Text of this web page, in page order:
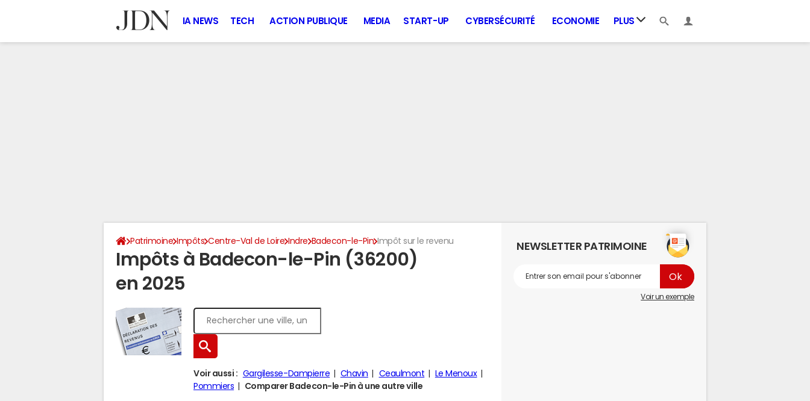
IA NEWS TECH ACTION PUBLIQUE MEDIA START-UP CYBERSÉCURITÉ ECONOMIE PLUS
Patrimoine Impôts Centre-Val de Loire Indre Badecon-le-Pin Impôt sur le revenu
Impôts à Badecon-le-Pin (36200)
en 2025
Voir aussi : Gargilesse-Dampierre Chavin Ceaulmont
Le Menoux
Pommiers
Comparer Badecon-le-Pin à une autre ville
NEWSLETTER PATRIMOINE
Voir un exemple